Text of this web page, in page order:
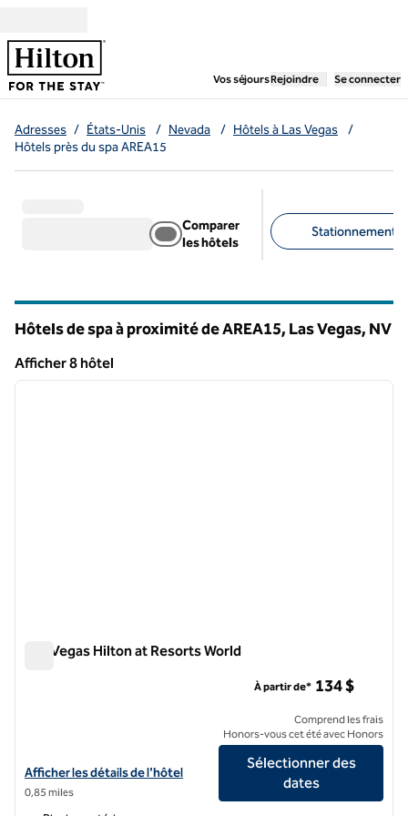
Vos séjours,ouvre un nouvel
Rejoindre Se connecter
Adresses / États-Unis / Nevada / Hôtels à Las Vegas
/
Hôtels près du spa AREA15
Comparer
les hôtels
Stationnement
Hôtels de spa à proximité de AREA15, Las Vegas, NV
Afficher 8 hôtel
Afficher 8 hôtel
1 sur 12
Las Vegas Hilton at Resorts World
Afficher les détails de l'hôtel Las Vegas Hilton at Resorts World
Afficher les détails de l'hôtel
0,85 miles
À partir de* 134 $
Comprend les frais
Honors-vous cet été avec Honors
Sélectionner des
dates